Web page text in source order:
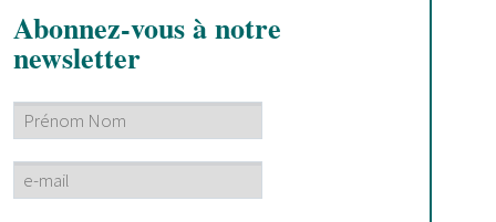
Abonnez-vous à notre
newsletter